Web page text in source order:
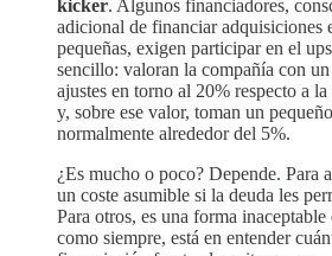
kicker. Algunos financiadores,
adicional de financiar adquisiciones
pequeñas, exigen participar en el
sencillo: valoran la compañía con
ajustes en torno al 20% respecto a
y, sobre ese valor, toman un
normalmente alrededor del 5%.
¿Es mucho o poco? Depende. Para
un coste asumible si la deuda les
Para otros, es una forma
como siempre, está en entender